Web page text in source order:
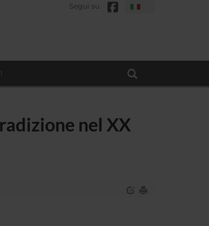
Segui su
nel XX